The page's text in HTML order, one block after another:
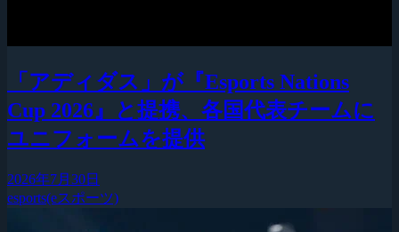
「アディダス」が『Esports Nations
Cup 2026』と提携、各国代表チームに
ユニフォームを提供
2026年7月30日
esports(eスポーツ)